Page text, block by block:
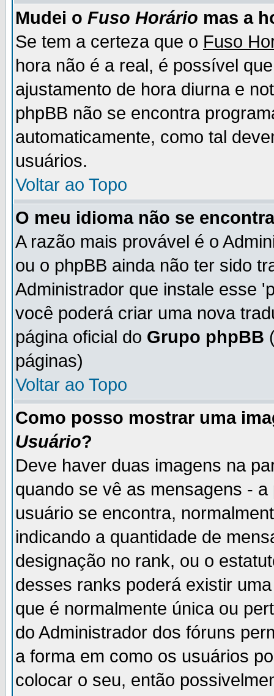
Mudei o Fuso Horário mas a
Se tem a certeza que o Fuso
hora não é a real, é possível
ajustamento de hora diurna e
phpBB não se encontra
automaticamente, como tal
usuários.
Voltar ao Topo
O meu idioma não se
A razão mais provável é o
ou o phpBB ainda não ter sido
Administrador que instale esse
você poderá criar uma nova
página oficial do Grupo phpBB
páginas)
Voltar ao Topo
Como posso mostrar uma
Usuário?
Deve haver duas imagens na
quando se vê as mensagens -
usuário se encontra,
indicando a quantidade de
designação no rank, ou o
desses ranks poderá existir
que é normalmente única ou
do Administrador dos fóruns
a forma em como os usuários
colocar o seu, então